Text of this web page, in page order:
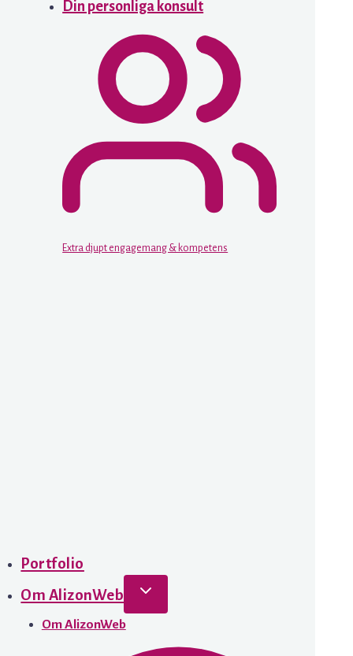
Din personliga konsult
Extra djupt engagemang & kompetens
Portfolio
Om AlizonWeb
Om AlizonWeb